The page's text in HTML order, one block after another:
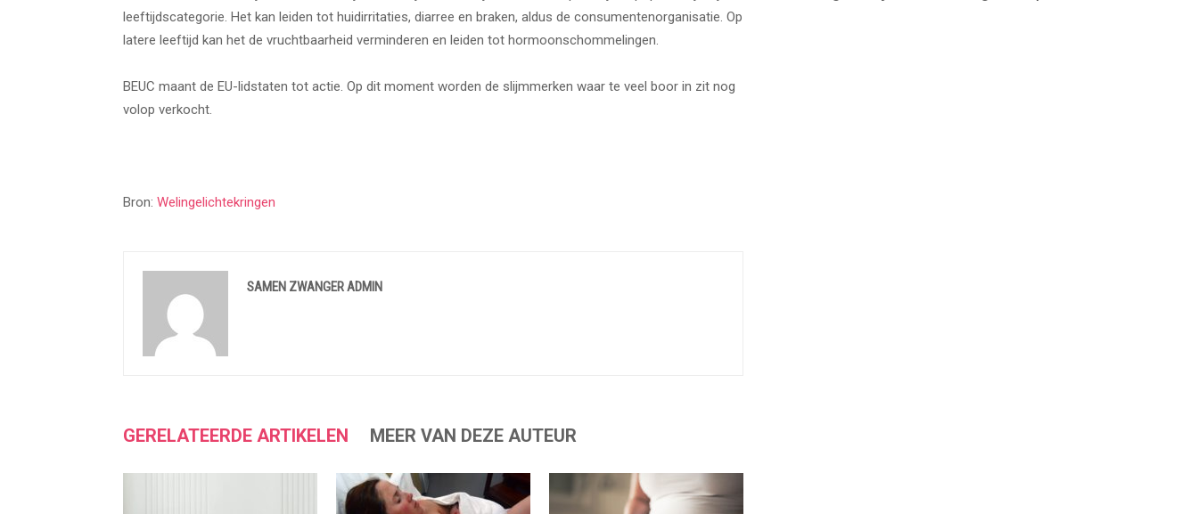
leeftijdscategorie. Het kan leiden tot huidirritaties, diarree en braken, aldus de consumentenorganisatie. Op
latere leeftijd kan het de vruchtbaarheid verminderen en leiden tot hormoonschommelingen.
BEUC maant de EU-lidstaten tot actie. Op dit moment worden de slijmmerken waar te veel boor in zit nog
volop verkocht.
Bron: Welingelichtekringen
SAMEN ZWANGER ADMIN
GERELATEERDE ARTIKELEN MEER VAN DEZE AUTEUR